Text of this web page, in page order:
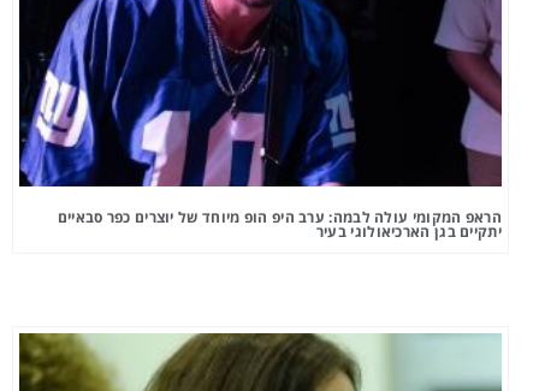
הראפ המקומי עולה לבמה: ערב היפ הופ מיוחד של יוצרים כפר סבאיים
יתקיים בגן הארכיאולוגי בעיר